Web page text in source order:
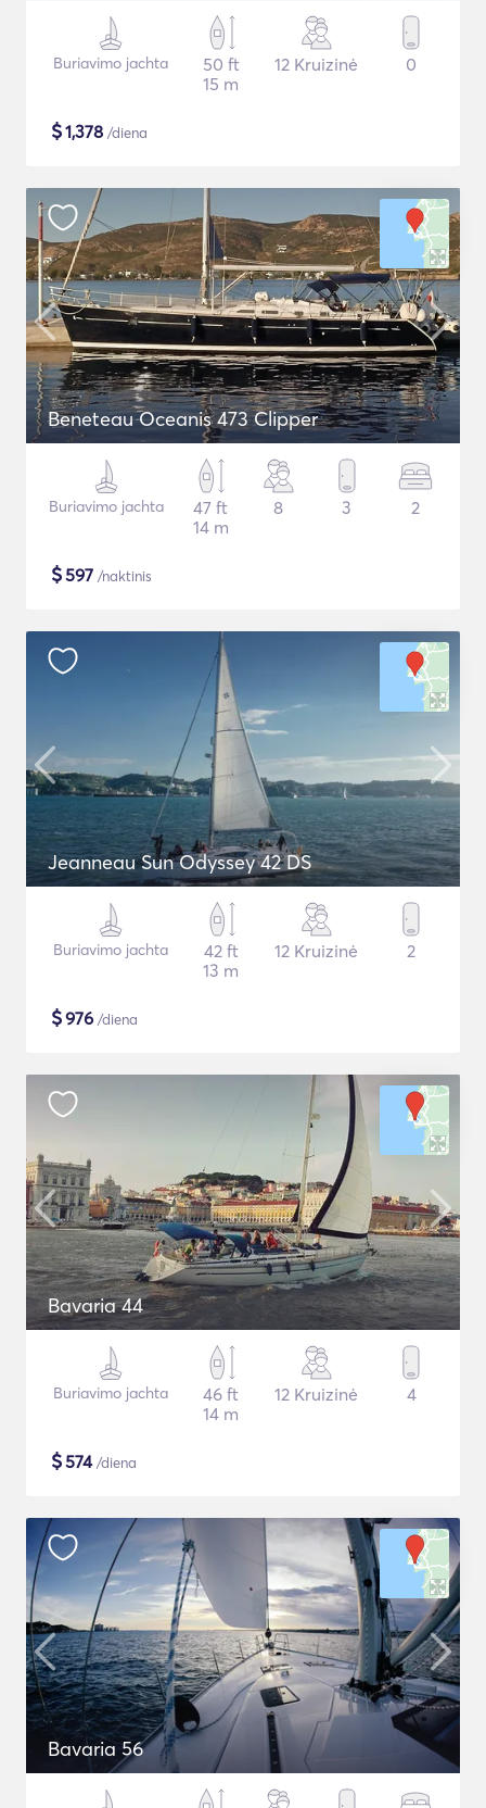
Buriavimo jachta
50 ft
15 m
12 Kruizinė 0
$1,378 /diena
Beneteau Oceanis 473 Clipper
Buriavimo jachta
47 ft
14 m
8 3 2
$597 /naktinis
Jeanneau Sun Odyssey 42 DS
Buriavimo jachta
42 ft
13 m
12 Kruizinė 2
$976 /diena
Bavaria 44
Buriavimo jachta
46 ft
14 m
12 Kruizinė 4
$574/diena
Bavaria 56